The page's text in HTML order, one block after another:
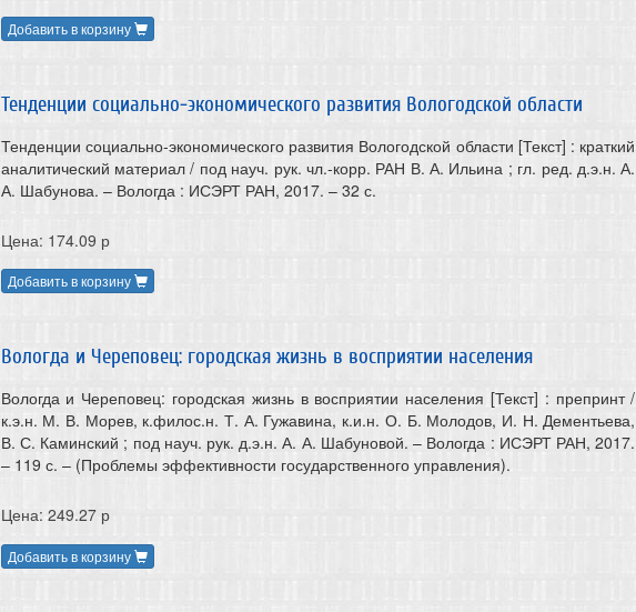
Добавить в корзину
Тенденции социально-экономического развития Вологодской области
Тенденции социально-экономического развития Вологодской области [Текст] : краткий
аналитический материал / под науч. рук. чл.-корр. РАН В. А. Ильина ; гл. ред. д.э.н. А.
А. Шабунова. – Вологда : ИСЭРТ РАН, 2017. – 32 с.
Цена: 174.09 р
Добавить в корзину
Вологда и Череповец: городская жизнь в восприятии населения
Вологда и Череповец: городская жизнь в восприятии населения [Текст] : препринт /
к.э.н. М. В. Морев, к.филос.н. Т. А. Гужавина, к.и.н. О. Б. Молодов, И. Н. Дементьева,
В. С. Каминский ; под науч. рук. д.э.н. А. А. Шабуновой. – Вологда : ИСЭРТ РАН, 2017.
– 119 с. – (Проблемы эффективности государственного управления).
Цена: 249.27 р
Добавить в корзину